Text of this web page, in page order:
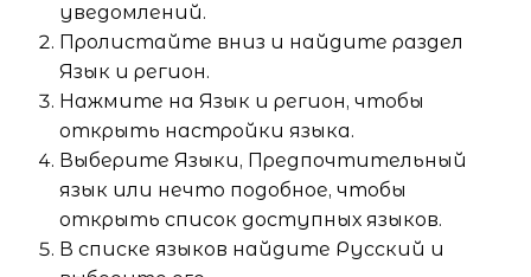
уведомлений.
Пролистайте вниз и найдите раздел
Язык и регион.
Нажмите на Язык и регион, чтобы
открыть настройки языка.
Выберите Языки, Предпочтительный
язык или нечто подобное, чтобы
открыть список доступных языков.
В списке языков найдите Русский и